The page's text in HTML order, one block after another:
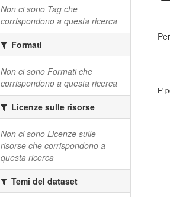
Non ci sono Tag che
corrispondono a questa ricerca
Formati
Non ci sono Formati che
corrispondono a questa ricerca
Licenze sulle risorse
Non ci sono Licenze sulle
risorse che corrispondono a
questa ricerca
Temi del dataset
E'